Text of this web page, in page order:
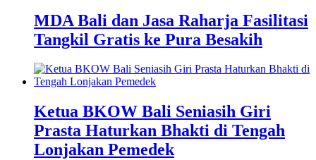
MDA Bali dan Jasa Raharja Fasilitasi
Tangkil Gratis ke Pura Besakih
Ketua BKOW Bali Seniasih Giri
Prasta Haturkan Bhakti di Tengah
Lonjakan Pemedek